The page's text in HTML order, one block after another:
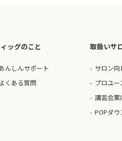
ッグのこと
んしんサポート
よくある質問
取扱いサ
サロン
プロユー
講習会案
POPダウ